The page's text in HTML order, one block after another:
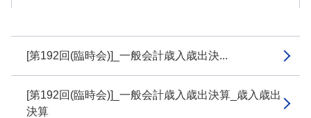
[第192回(臨時会)]_一般会計歳入歳出決...
[第192回(臨時会)]_一般会計歳入歳出決算_歳入歳出
決算